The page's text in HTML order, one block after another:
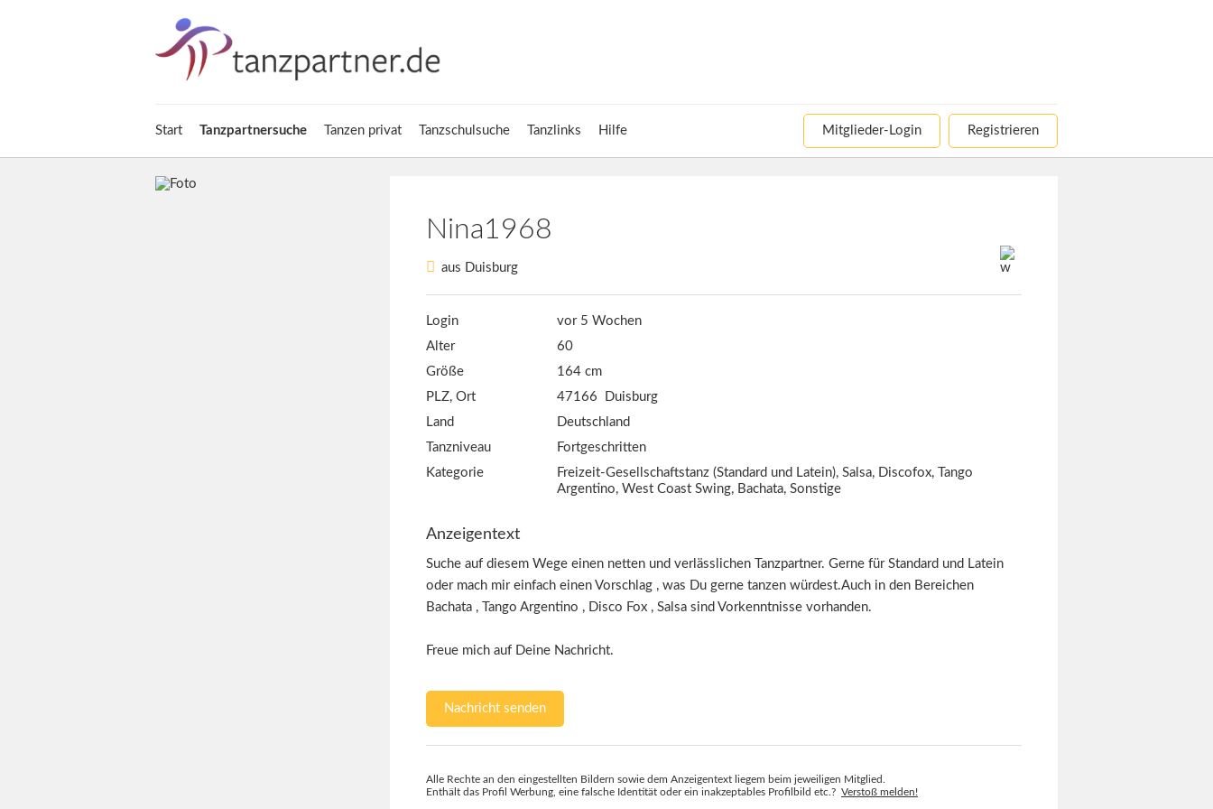
Start Tanzpartnersuche Tanzen privat Tanzschulsuche Tanzlinks Hilfe Mitglieder-Login Registrieren
Nina1968
aus Duisburg
Login
vor 5 Wochen
Alter
60
Größe
164 cm
PLZ, Ort
47166 Duisburg
Land
Deutschland
Tanzniveau
Fortgeschritten
Kategorie
Freizeit-Gesellschaftstanz (Standard und Latein), Salsa, Discofox, Tango
Argentino, West Coast Swing, Bachata, Sonstige
Anzeigentext
Suche auf diesem Wege einen netten und verlässlichen Tanzpartner. Gerne für Standard und Latein
oder mach mir einfach einen Vorschlag , was Du gerne tanzen würdest.Auch in den Bereichen
Bachata , Tango Argentino , Disco Fox , Salsa sind Vorkenntnisse vorhanden.
Freue mich auf Deine Nachricht.
Nachricht senden
Alle Rechte an den eingestellten Bildern sowie dem Anzeigentext liegem beim jeweiligen Mitglied.
Enthält das Profil Werbung, eine falsche Identität oder ein inakzeptables Profilbild etc.? Verstoß melden!